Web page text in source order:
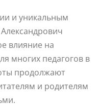
и уникальным
влияние на
многих педагогов в
продолжают
и родителям